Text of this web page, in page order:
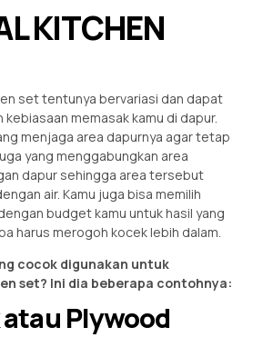
KITCHEN
set tentunya bervariasi dan dapat
memasak kamu di dapur.
menjaga area dapurnya agar tetap
yang menggabungkan area
dapur sehingga area tersebut
air. Kamu juga bisa memilih
budget kamu untuk hasil yang
harus merogoh kocek lebih dalam.
cocok digunakan untuk
set? Ini dia beberapa contohnya:
Plywood